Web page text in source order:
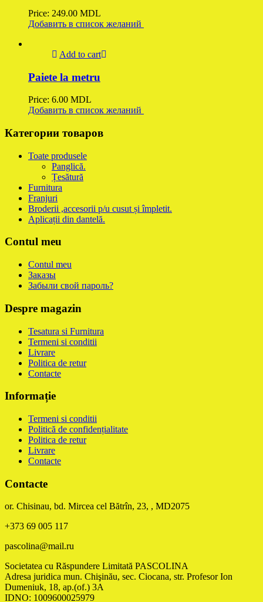
Price: 249.00 MDL
Добавить в список желаний
Add to cart
Paiete la metru
Price: 6.00 MDL
Добавить в список желаний
Категории товаров
Toate produsele
Panglică.
Țesătură
Furnitura
Franjuri
Broderii ,accesorii p/u cusut și împletit.
Aplicații din dantelă.
Contul meu
Contul meu
Заказы
Забыли свой пароль?
Despre magazin
Tesatura si Furnitura
Termeni si conditii
Livrare
Politica de retur
Contacte
Informație
Termeni si conditii
Politică de confidențialitate
Politica de retur
Livrare
Contacte
Contacte
or. Chisinau, bd. Mircea cel Bătrîn, 23, , MD2075
+373 69 005 117
pascolina@mail.ru
Societatea cu Răspundere Limitată PASCOLINA
Adresa juridica mun. Chişinău, sec. Ciocana, str. Profesor Ion
Dumeniuk, 18, ap.(of.) 3A
IDNO: 1009600025979